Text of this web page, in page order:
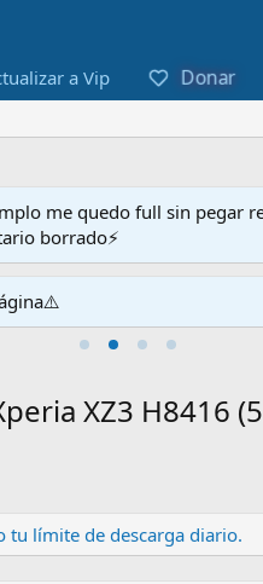
a Vip Donar
me quedo full sin pegar
borrado⚡
XZ3 H8416
tu límite de descarga diario.